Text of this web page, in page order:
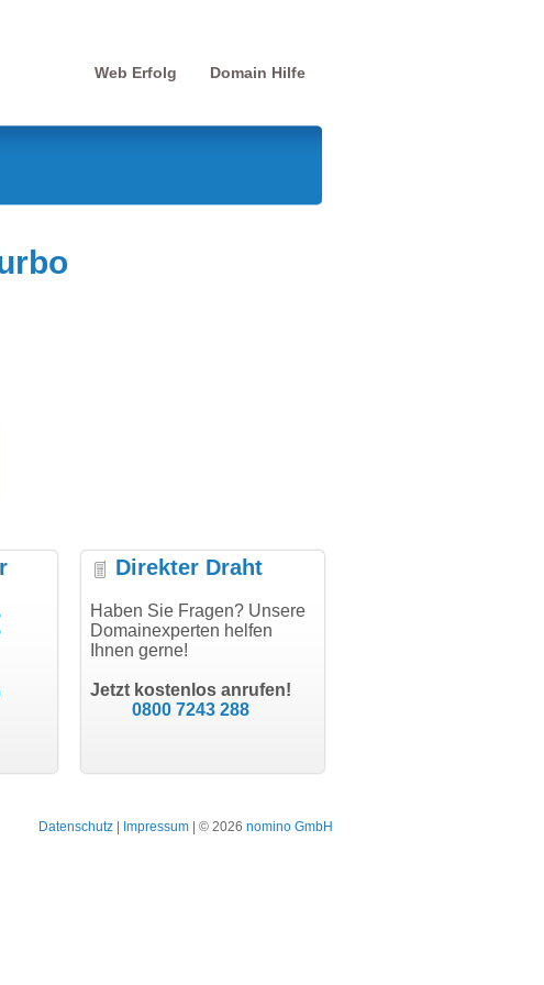
Web Erfolg Domain Hilfe
"Super Abwicklung, vielen
modern software GbR
Landau an der Isar
"Vielen Dank für den
Direkter Draht
Haben Sie Fragen? Unsere
Domainexperten helfen
Ihnen gerne!
Jetzt kostenlos anrufen!
0800 7243 288
Datenschutz Impressum | © 2026 nomino GmbH